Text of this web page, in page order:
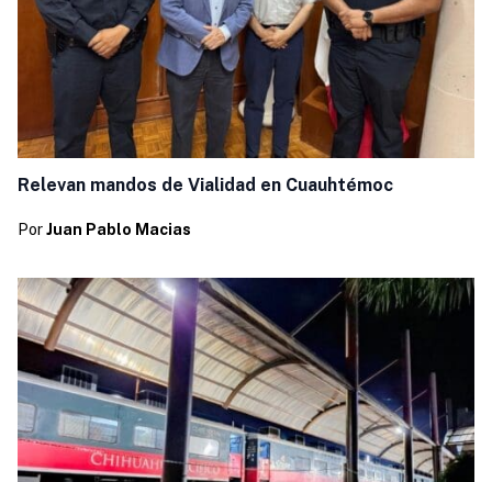
Relevan mandos de Vialidad en Cuauhtémoc
Por Juan Pablo Macias